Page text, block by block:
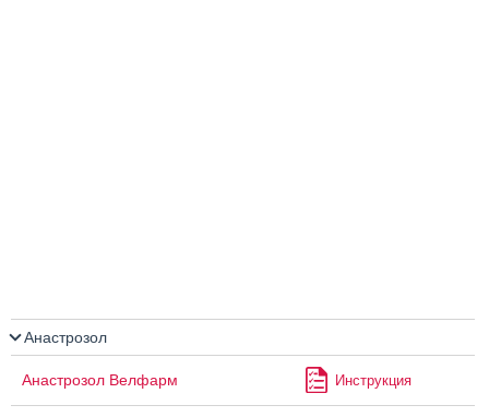
Анастрозол
Анастрозол Велфарм Инструкция